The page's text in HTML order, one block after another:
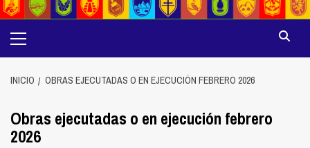
principal
INICIO OBRAS EJECUTADAS O EN EJECUCIÓN FEBRERO 2026
Obras ejecutadas o en ejecución febrero
2026